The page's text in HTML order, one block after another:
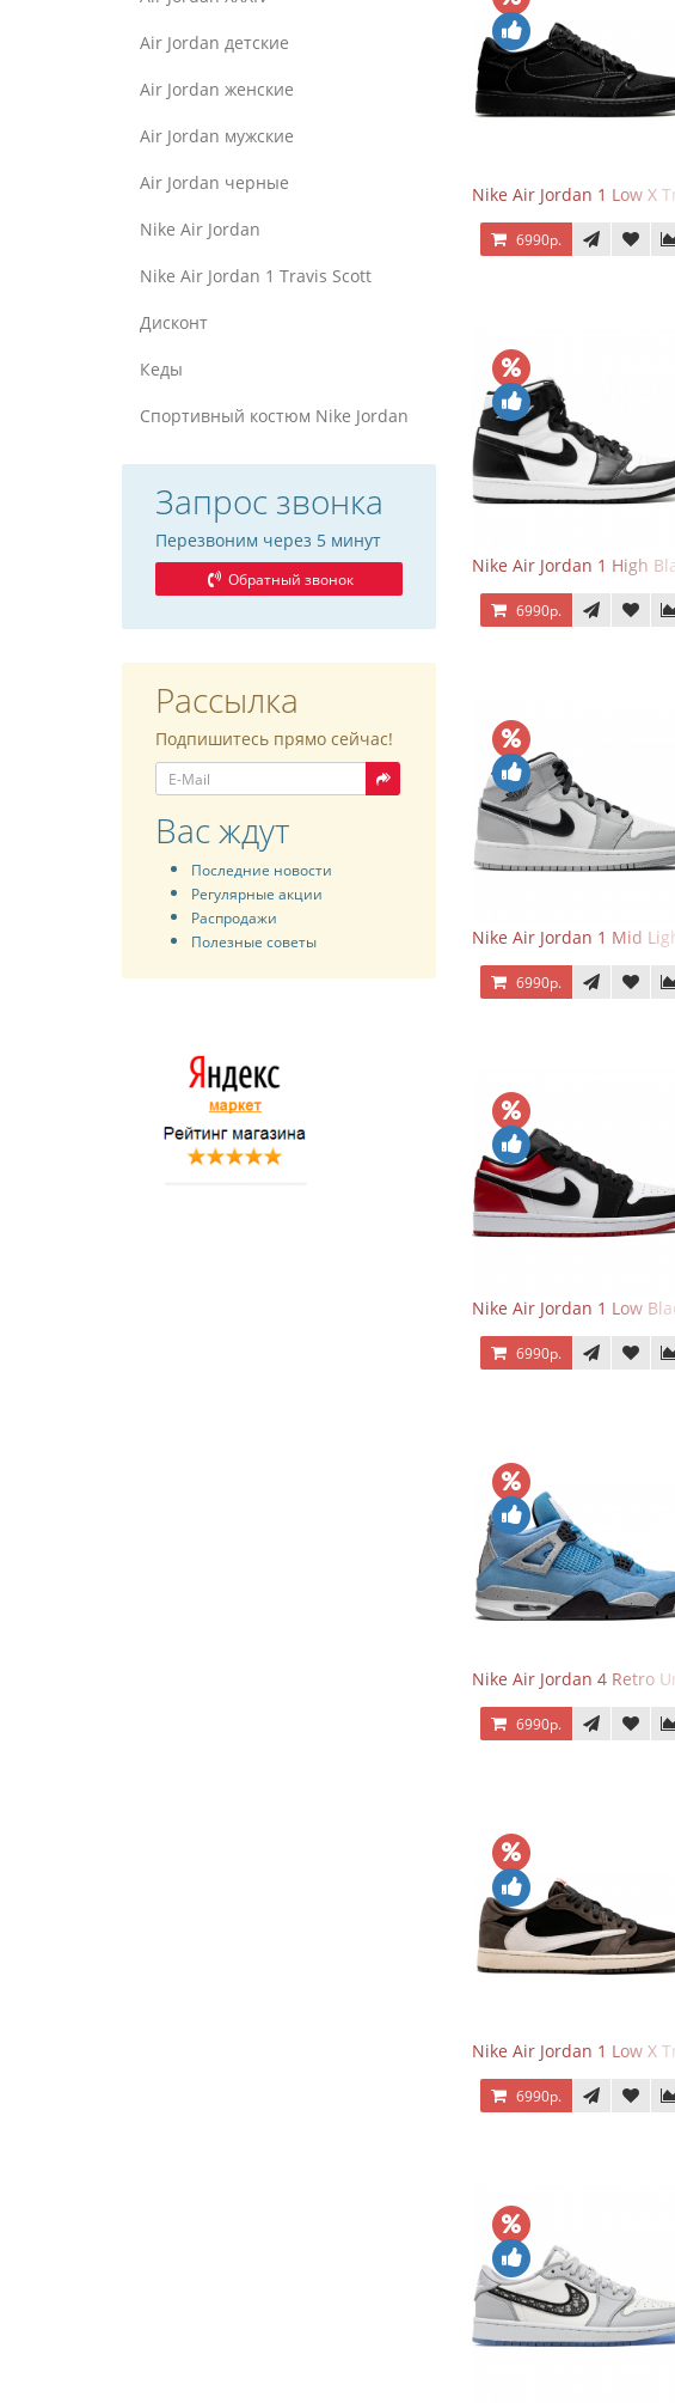
Air Jordan детские
Air Jordan женские
Air Jordan мужские
Air Jordan черные
Nike Air Jordan
Nike Air Jordan 1 Travis Scott
Дисконт
Кеды
Спортивный костюм Nike Jordan
Запрос звонка
Перезвоним через 5 минут
Обратный звонок
Рассылка
Подпишитесь прямо сейчас!
Вас ждут
Последние новости
Регулярные акции
Распродажи
Полезные советы
Nike Air Jordan 1 Low X
6990р.
Nike Air Jordan 1 High
6990р.
Nike Air Jordan 1 Mid
6990р.
Nike Air Jordan 1 Low
6990р.
Nike Air Jordan 4 Retro
6990р.
Nike Air Jordan 1 Low X
6990р.